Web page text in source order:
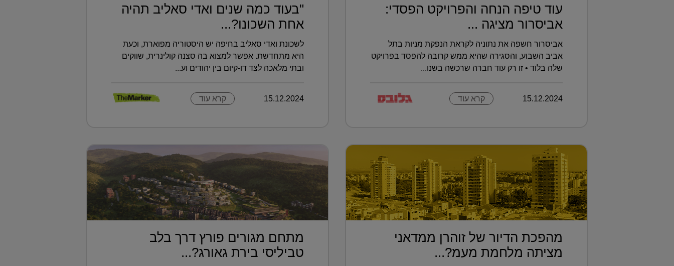
עוד טיפה הנחה והפרויקט הפסדי:
אביסרור מציגה ...
אביסרור חשפה את נתוניה לקראת הנפקת מניות בתל
אביב השבוע, והסגירה שהיא ממש קרובה להפסד בפרויקט
שלה בלוד • זו רק עוד חברה שרכשה בשנו...
15.12.2024 קרא עוד
"בעוד כמה שנים ואדי סאליב תהיה
אחת השכונו?...
לשכונת ואדי סאליב בחיפה יש היסטוריה מפוארת, וכעת
היא מתחדשת. אפשר למצוא בה סצנה קולינרית, שווקים
ובתי מלאכה לצד דו-קיום בין יהודים וע...
15.12.2024 קרא עוד
מהפכת הדיור של זוהרן ממדאני
מציתה מלחמת מעמ?...
מתחם מגורים פורץ דרך בלב
טביליסי בירת גאורג?...